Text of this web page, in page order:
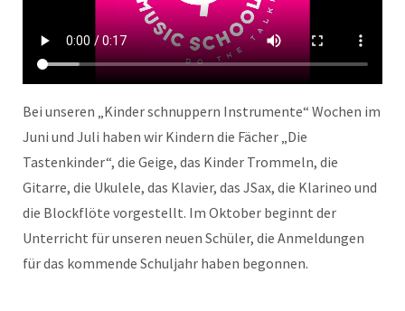
Bei unseren „Kinder schnuppern Instrumente“ Wochen im
Juni und Juli haben wir Kindern die Fächer „Die
Tastenkinder“, die Geige, das Kinder Trommeln, die
Gitarre, die Ukulele, das Klavier, das JSax, die Klarineo und
die Blockflöte vorgestellt. Im Oktober beginnt der
Unterricht für unseren neuen Schüler, die Anmeldungen
für das kommende Schuljahr haben begonnen.